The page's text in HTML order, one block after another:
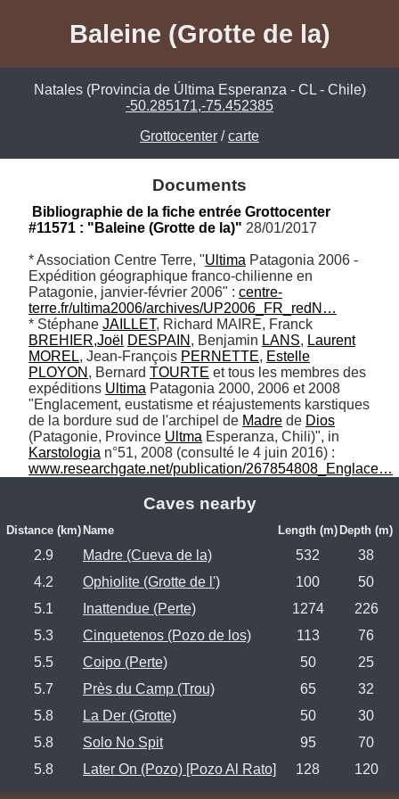
Baleine (Grotte de la)
Natales (Provincia de Última Esperanza - CL - Chile)
-50.285171,-75.452385
Grottocenter /carte
Documents
Bibliographie de la fiche entrée Grottocenter
#11571 : "Baleine (Grotte de la)" 28/01/2017
* Association Centre Terre, "Ultima Patagonia 2006 -
Expédition géographique franco-chilienne en
Patagonie, janvier-février 2006" : centre-
terre.fr/ultima2006/archives/UP2006_FR_redN…
* Stéphane JAILLET
BREHIER,Joël DESPAIN , Benjamin LANS, Laurent
MOREL, Jean-François PERNETTE, Estelle
PLOYON , Bernard TOURTE et tous les membres des
expéditions Ultima Patagonia 2000, 2006 et 2008
"Englacement, eustatisme et réajustements karstiques
de la bordure sud de l'archipel de Madre de Dios
(Patagonie, Province Ultma
Karstologia
www.researchgate.net/publication/267854808_Englace…
Caves nearby
Distance (km) Name Length (m) Depth (m)
2.9 Madre (Cueva de la) 532
38
4.2
Ophiolite (Grotte de l') 100
50
5.1
Inattendue (Perte) 1274
226
5.3
Cinquetenos (Pozo de los) 113
76
5.5
Coipo (Perte) 50
25
5.7
Près du Camp (Trou) 65
32
5.8
La Der (Grotte) 50
30
5.8
Solo No Spit 95
70
5.8
Later On (Pozo) [Pozo Al Rato] 128 120